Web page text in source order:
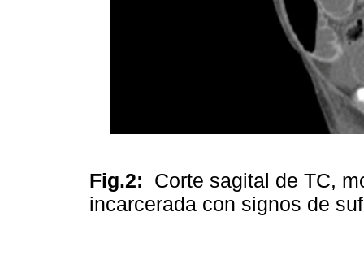
Fig.2: Corte sagital de TC,
incarcerada con signos de